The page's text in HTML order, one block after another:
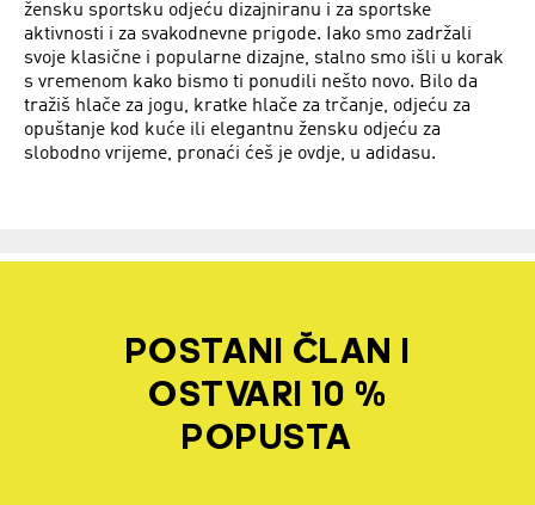
žensku sportsku odjeću dizajniranu i za sportske
aktivnosti i za svakodnevne prigode. Iako smo zadržali
svoje klasične i popularne dizajne, stalno smo išli u korak
s vremenom kako bismo ti ponudili nešto novo. Bilo da
tražiš hlače za jogu, kratke hlače za trčanje, odjeću za
opuštanje kod kuće ili elegantnu žensku odjeću za
slobodno vrijeme, pronaći ćeš je ovdje, u adidasu.
POSTANI ČLAN I
OSTVARI 10 %
POPUSTA